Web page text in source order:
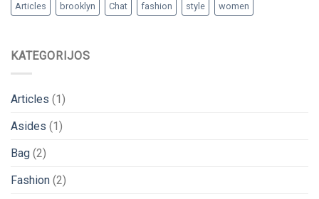
Articles brooklyn Chat fashion style women
KATEGORIJOS
Articles (1)
Asides (1)
Bag (2)
Fashion (2)